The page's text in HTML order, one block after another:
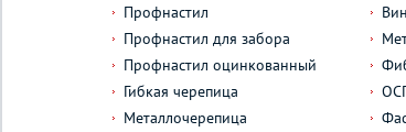
Профнастил
Профнастил для забора
Профнастил оцинкованный
Гибкая черепица
Металлочерепица